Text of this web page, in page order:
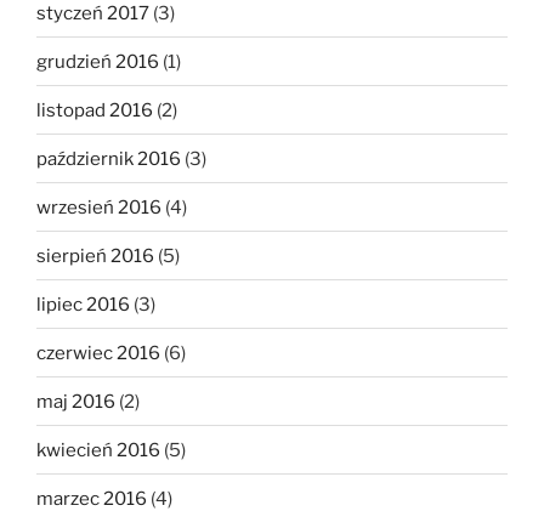
styczeń 2017 (3)
grudzień 2016 (1)
listopad 2016 (2)
październik 2016 (3)
wrzesień 2016 (4)
sierpień 2016 (5)
lipiec 2016 (3)
czerwiec 2016 (6)
maj 2016 (2)
kwiecień 2016 (5)
marzec 2016 (4)